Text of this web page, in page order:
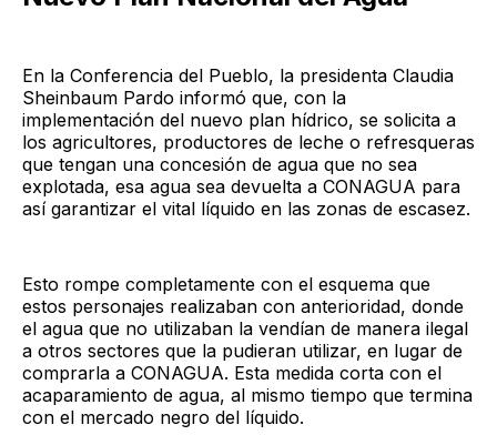
En la Conferencia del Pueblo, la presidenta Claudia
Sheinbaum Pardo informó que, con la
implementación del nuevo plan hídrico, se solicita a
los agricultores, productores de leche o refresqueras
que tengan una concesión de agua que no sea
explotada, esa agua sea devuelta a CONAGUA para
así garantizar el vital líquido en las zonas de escasez.
Esto rompe completamente con el esquema que
estos personajes realizaban con anterioridad, donde
el agua que no utilizaban la vendían de manera ilegal
a otros sectores que la pudieran utilizar, en lugar de
comprarla a CONAGUA. Esta medida corta con el
acaparamiento de agua, al mismo tiempo que termina
con el mercado negro del líquido.